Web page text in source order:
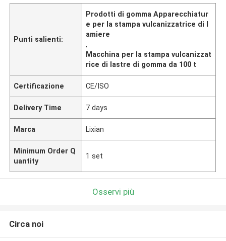
Punti salienti:
Prodotti di gomma Apparecchiatur
e per la stampa vulcanizzatrice di l
amiere
,
Macchina per la stampa vulcanizzat
rice di lastre di gomma da 100 t
Certificazione CE/ISO
Delivery Time 7 days
Marca Lixian
Minimum Order Q
uantity
1 set
Osservi più
Circa noi